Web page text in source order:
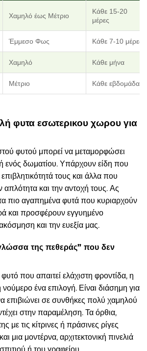
Χαμηλό έως Μέτριο
Κάθε 15-20
μέρες
Έμμεσο Φως Κάθε 7-10 μέρες
Χαμηλό Κάθε μήνα
Μέτριο Κάθε εβδομάδα
φυτα εσωτερικου χωρου για
φυτού μπορεί να μεταμορφώσει
ενός δωματίου. Υπάρχουν είδη που
τους και άλλα που
απλότητα και την αντοχή τους. Ας
πιο αγαπημένα φυτά που κυριαρχούν
και προσφέρουν εγγυημένο
και την ευεξία μας.
της πεθεράς” που δεν
που απαιτεί ελάχιστη φροντίδα, η
νούμερο ένα επιλογή. Είναι διάσημη για
επιβιώνει σε συνθήκες πολύ χαμηλού
στην παραμέληση. Τα όρθια,
με τις κίτρινες ή πράσινες ρίγες
μια μοντέρνα, αρχιτεκτονική πινελιά